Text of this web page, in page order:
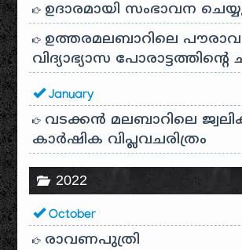
ഉദാരമായി സംഭാവന
ഉത്തരമലബാറിലെ
വിദ്യാഭ്യാസ പോരാട്ടത്തിന്റെ
January
വടക്കൻ മലബാറിലെ
കാർഷിക വിപ്ലവചരിത്രം
2022
October
രാവണപുത്രി